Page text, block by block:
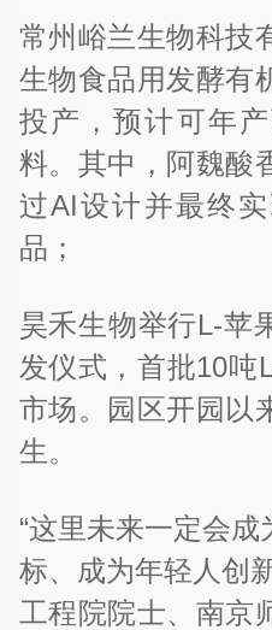
常州峪兰生物科技
生物食品用发酵有
投产，预计可年
料。其中，阿魏酸
过AI设计并最终
品；
昊禾生物举行L-苹
发仪式，首批10吨
市场。园区开园以
生。
“这里未来一定会
标、成为年轻人创
工程院院士、南京